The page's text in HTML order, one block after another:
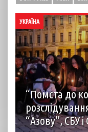
УКРАЇНА
“Помста до
“Азову”, СБУ